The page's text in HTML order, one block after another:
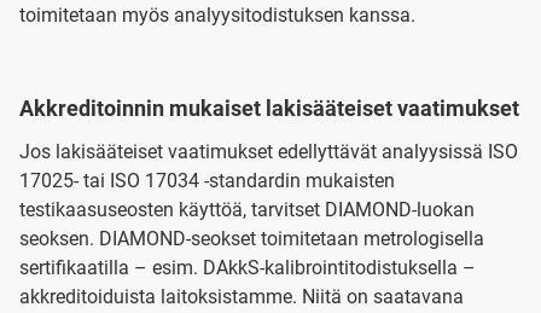
toimitetaan myös analyysitodistuksen kanssa.
Akkreditoinnin mukaiset lakisääteiset vaatimukset
Jos lakisääteiset vaatimukset edellyttävät analyysissä ISO
17025- tai ISO 17034 -standardin mukaisten
testikaasuseosten käyttöä, tarvitset DIAMOND-luokan
seoksen. DIAMOND-seokset toimitetaan metrologisella
sertifikaatilla – esim. DAkkS-kalibrointitodistuksella –
akkreditoiduista laitoksistamme. Niitä on saatavana